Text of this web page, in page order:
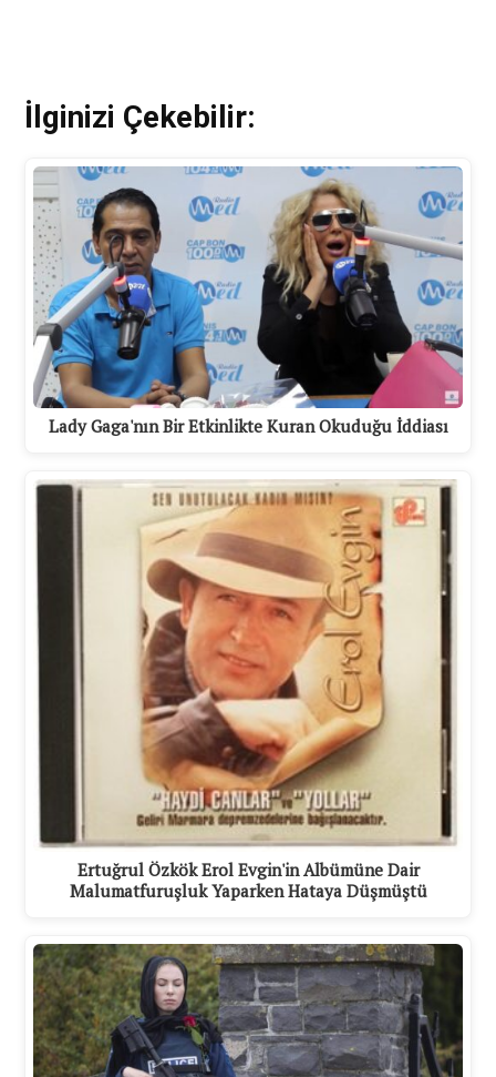
İlginizi Çekebilir:
Lady Gaga'nın Bir Etkinlikte Kuran Okuduğu İddiası
Ertuğrul Özkök Erol Evgin'in Albümüne Dair
Malumatfuruşluk Yaparken Hataya Düşmüştü